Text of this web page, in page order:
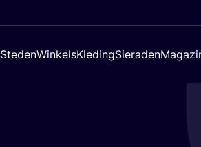
StedenWinkelsKledingSieraden